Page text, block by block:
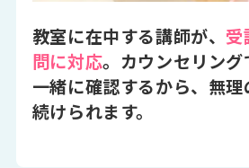
教室に在中する講師が、 受
問に対応。カウンセリン
一緒に確認するから、無
続けられます。